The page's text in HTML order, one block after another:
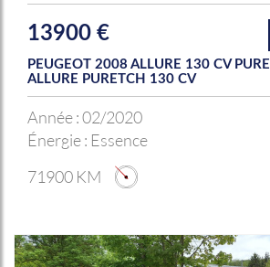
13900 €
PEUGEOT 2008 ALLURE 130 CV
ALLURE PURETCH 130 CV
Année :02/2020
Énergie : Essence
71900 KM